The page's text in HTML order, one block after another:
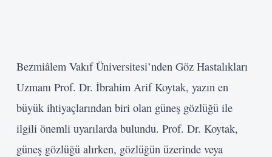
Bezmiâlem Vakıf Üniversitesi’nden Göz Hastalıkları
Uzmanı Prof. Dr. İbrahim Arif Koytak, yazın en
büyük ihtiyaçlarından biri olan güneş gözlüğü ile
ilgili önemli uyarılarda bulundu. Prof. Dr. Koytak,
güneş gözlüğü alırken, gözlüğün üzerinde veya